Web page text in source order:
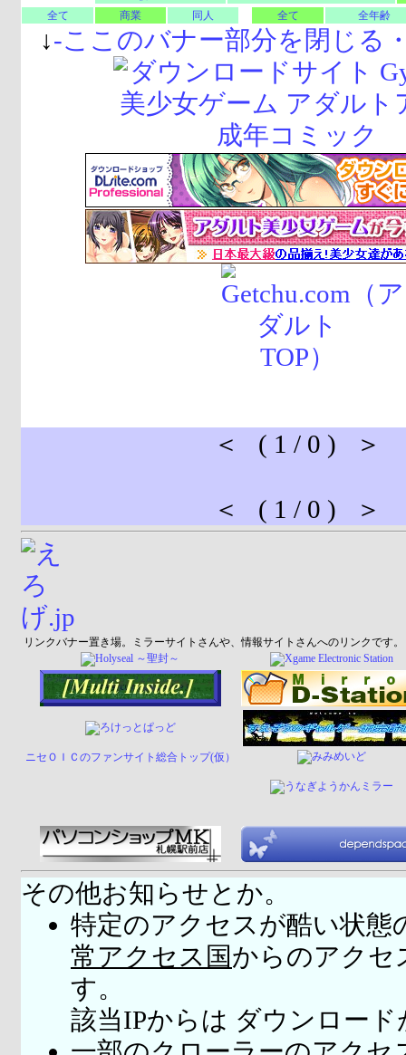
全て
商業 同人 全て 全年齢
↓-ここのバナー部分を閉じる
＜ ( 1 / 0 ) ＞
＜ ( 1 / 0 ) ＞
リンクバナー置き場。ミラーサイトさんや、情報サイトさんへのリンクです。
ニセＯＩＣのファンサイト総合トップ(仮）
その他お知らせとか。
特定のアクセスが酷い状態
常アクセス国からのアクセ
す。
該当IPからは ダウンロー